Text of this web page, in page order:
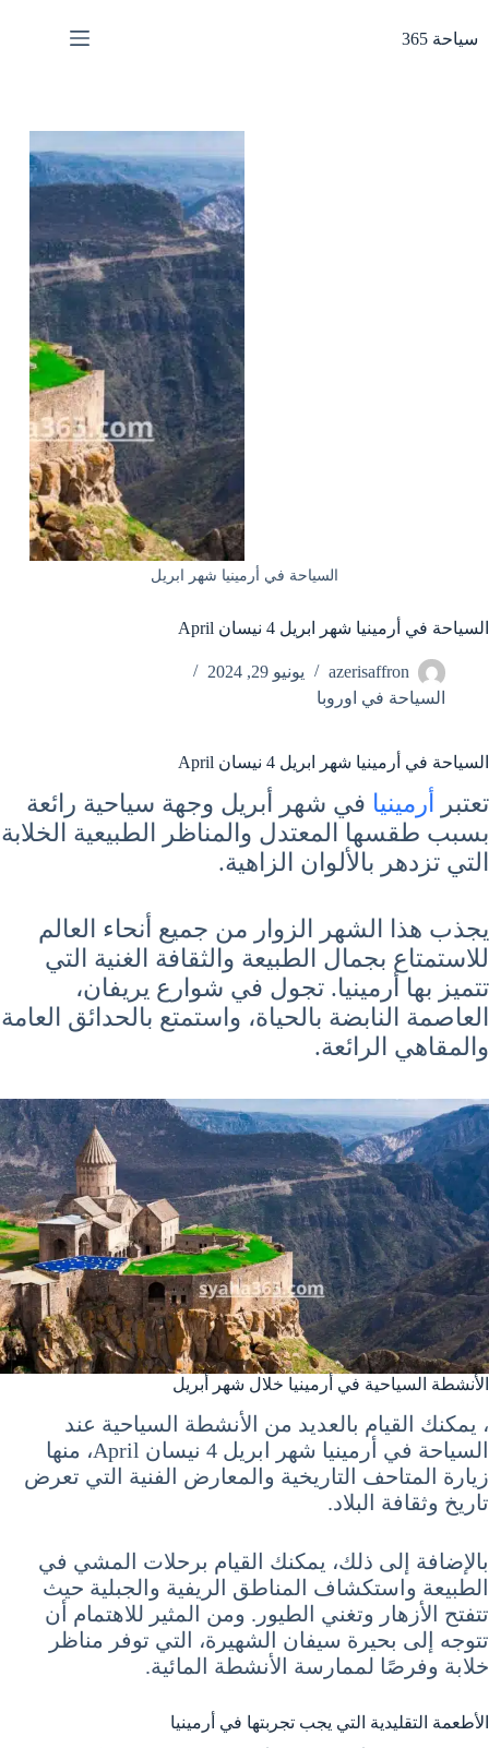
المحتوى
سياحة 365
السياحة في أرمينيا شهر ابريل
السياحة في أرمينيا شهر ابريل 4 نيسان April
azerisaffron
يونيو 29, 2024
السياحة في اوروبا
السياحة في أرمينيا شهر ابريل 4 نيسان April
تعتبر أرمينيا في شهر أبريل وجهة سياحية رائعة
بسبب طقسها المعتدل والمناظر الطبيعية الخلابة
التي تزدهر بالألوان الزاهية.
يجذب هذا الشهر الزوار من جميع أنحاء العالم
للاستمتاع بجمال الطبيعة والثقافة الغنية التي
تتميز بها أرمينيا. تجول في شوارع يريفان،
العاصمة النابضة بالحياة، واستمتع بالحدائق العامة
والمقاهي الرائعة.
الأنشطة السياحية في أرمينيا خلال شهر أبريل
، يمكنك القيام بالعديد من الأنشطة السياحية عند
السياحة في أرمينيا شهر ابريل 4 نيسان April، منها
زيارة المتاحف التاريخية والمعارض الفنية التي تعرض
تاريخ وثقافة البلاد.
بالإضافة إلى ذلك، يمكنك القيام برحلات المشي في
الطبيعة واستكشاف المناطق الريفية والجبلية حيث
تتفتح الأزهار وتغني الطيور. ومن المثير للاهتمام أن
تتوجه إلى بحيرة سيفان الشهيرة، التي توفر مناظر
خلابة وفرصًا لممارسة الأنشطة المائية.
الأطعمة التقليدية التي يجب تجربتها في أرمينيا